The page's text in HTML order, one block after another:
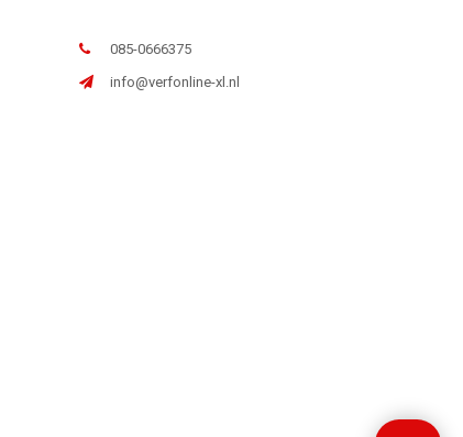
085-0666375
info@verfonline-xl.nl